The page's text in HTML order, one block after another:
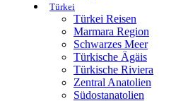
Türkei
Türkei Reisen
Marmara Region
Schwarzes Meer
Türkische Ägäis
Türkische Riviera
Zentral Anatolien
Südostanatolien